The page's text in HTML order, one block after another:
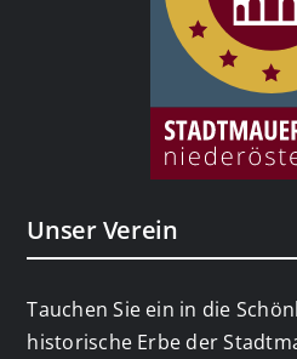
Unser Verein
Tauchen Sie ein in die
historische Erbe der